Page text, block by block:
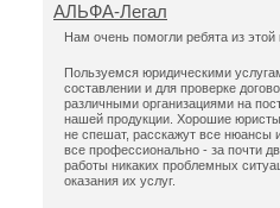
АЛЬФА-Легал
Нам очень помогли ребята из этой
Пользуемся юридическими
составлении и для проверке
различными организациями на
нашей продукции. Хорошие
не спешат, расскажут все нюансы
все профессионально - за почти
работы никаких проблемных
оказания их услуг.